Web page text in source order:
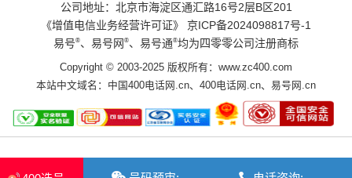
公司地址：北京市海淀区通汇路16号2层B区201
《增值电信业务经营许可证》
京ICP备2024098817号-1
易号®、易号网 ®、易号通®均为四零零公司注册商标
Copyright © 2003-2025 版权所有：www.zc400.com
本站中文域名： 中国400电话网.cn、 400电话网.cn、 易号网.cn